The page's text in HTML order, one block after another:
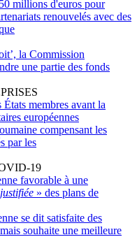
millions d'euros pour
renouvelés avec des
la Commission
une partie des fonds
États membres avant la
européennes
compensant les
par les
19
favorable à une
» des plans de
se dit satisfaite des
souhaite une meilleure